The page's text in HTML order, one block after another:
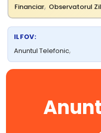
Financiar, Observatorul
ILFOV:
Anuntul Telefonic,